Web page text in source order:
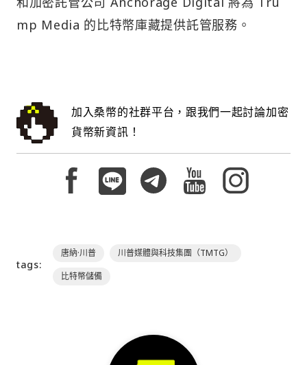
mp Media 的比特幣庫藏提供託管服務。
加入桑幣的社群平台，跟我們一起討論加密
貨幣新資訊！
tags:
唐納·川普
川普媒體與科技集團（TMTG）
比特幣儲備